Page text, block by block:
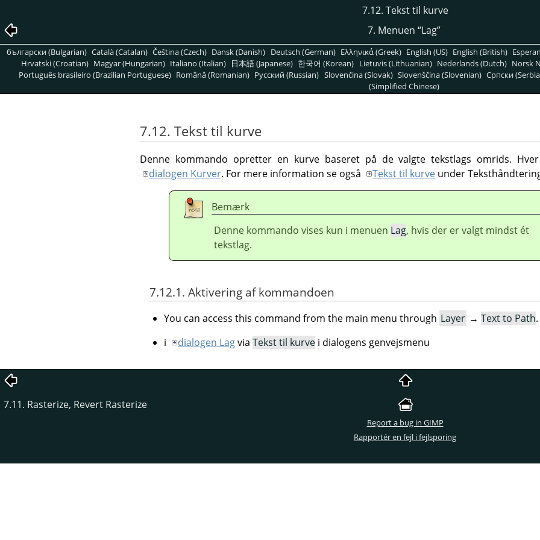
7.12. Tekst til kurve
7. Menuen “Lag”
български (Bulgarian) Català (Catalan) Čeština (Czech) Dansk (Danish) Deutsch (German) Ελληνικά (Greek) English (US) English (British)
Hrvatski (Croatian) Magyar (Hungarian) Italiano (Italian) 日本語 (Japanese) 한국어 (Korean) Lietuvis (Lithuanian) Nederlands (Dutch) Norsk
Português brasileiro (Brazilian Portuguese) Română (Romanian) Pусский (Russian) Slovenčina (Slovak) Slovenščina (Slovenian) Српски
(Simplified Chinese)
7.12. Tekst til kurve
Denne kommando opretter en kurve baseret på de valgte tekstlags omrids.
dialogen Kurver. For mere information se også Tekst til kurve under
Bemærk
Denne kommando vises kun i menuen Lag, hvis der er valgt mindst ét
tekstlag.
7.12.1. Aktivering af kommandoen
You can access this command from the main menu through Layer → Text to Path.
i
dialogen Lagvia Tekst til kurve i dialogens genvejsmenu
7.11. Rasterize, Revert Rasterize
Report a bug in GIMP
Rapportér en fejl i fejlsporing